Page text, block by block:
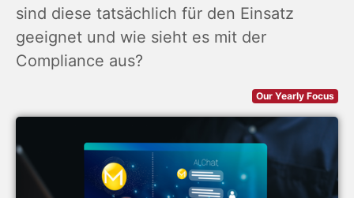
sind diese tatsächlich für den Einsatz
geeignet und wie sieht es mit der
Compliance aus?
Our Yearly Focus